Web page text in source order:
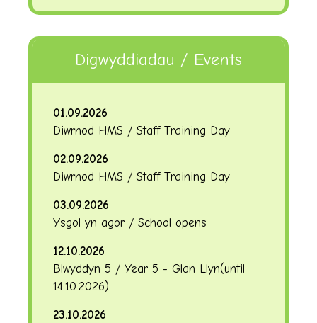
Digwyddiadau / Events
01.09.2026
Diwrnod HMS / Staff Training Day
02.09.2026
Diwrnod HMS / Staff Training Day
03.09.2026
Ysgol yn agor / School opens
12.10.2026
Blwyddyn 5 / Year 5 - Glan Llyn(until
14.10.2026)
23.10.2026